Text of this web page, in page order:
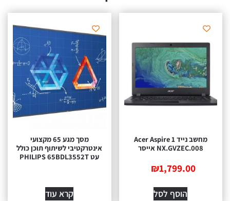
מחשב נייד Acer Aspire 1
NX.GVZEC.008 אייסר
₪1,799.00
הוסף לסל
מסך מגע 65 מקצועי
אינטרקטיבי‎ ‎לשיתוף תוכן כולל
עט PHILIPS 65BDL3552T
קרא עוד